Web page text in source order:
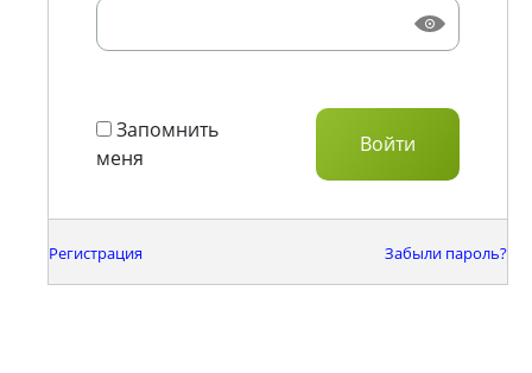
Запомнить
меня
Регистрация Забыли пароль?